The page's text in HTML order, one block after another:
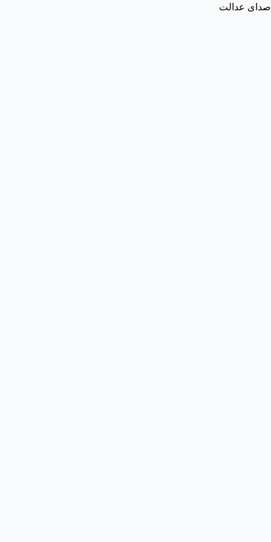
صدای عدالت